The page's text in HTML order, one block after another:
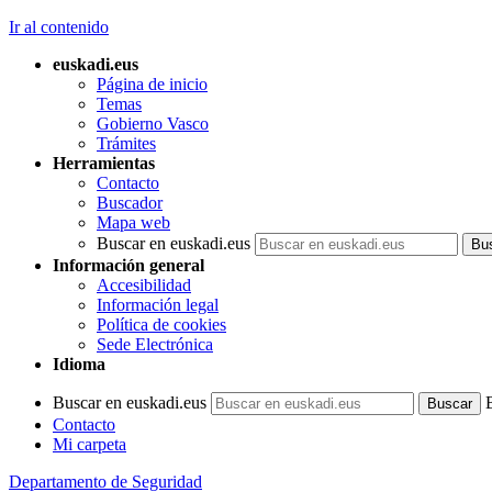
Ir al contenido
euskadi.eus
Página de inicio
Temas
Gobierno Vasco
Trámites
Herramientas
Contacto
Buscador
Mapa web
Buscar en euskadi.eus
Información general
Accesibilidad
Información legal
Política de cookies
Sede Electrónica
Idioma
Buscar en euskadi.eus
Contacto
Mi carpeta
Departamento de Seguridad